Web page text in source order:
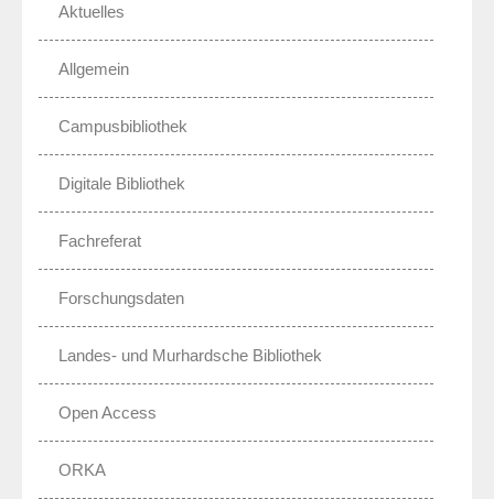
Aktuelles
Allgemein
Campusbibliothek
Digitale Bibliothek
Fachreferat
Forschungsdaten
Landes- und Murhardsche Bibliothek
Open Access
ORKA